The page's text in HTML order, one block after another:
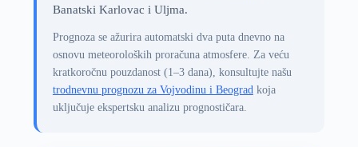
Banatski Karlovac i Uljma.
Prognoza se ažurira automatski dva puta dnevno na
osnovu meteoroloških proračuna atmosfere. Za veću
kratkoročnu pouzdanost (1–3 dana), konsultujte našu
trodnevnu prognozu za Vojvodinu i Beogradkoja
uključuje ekspertsku analizu prognostičara.